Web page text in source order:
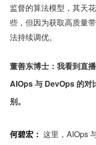
监督的算法模型，其天
些，但因为获取高质量
法持续调优。
董善东博士：我看到直
AIOps 与 DevOps 的对
别。
何碧宏： 这里，AIOps